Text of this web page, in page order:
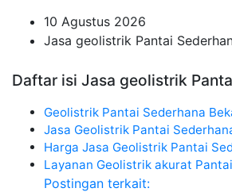
10 Agustus 2026
Jasa geolistrik Pantai
Daftar isi Jasa geolistrik
Geolistrik Pantai Sederhana
Jasa Geolistrik Pantai
Harga Jasa Geolistrik Pantai
Layanan Geolistrik akurat
Postingan terkait: